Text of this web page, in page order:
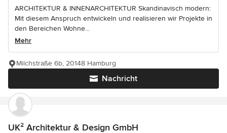
ARCHITEKTUR & INNENARCHITEKTUR Skandinavisch modern:
Mit diesem Anspruch entwickeln und realisieren wir Projekte in
den Bereichen Wohne...
Mehr
Nachricht
Milchstraße 6b, 20148 Hamburg
UK² Architektur & Design GmbH